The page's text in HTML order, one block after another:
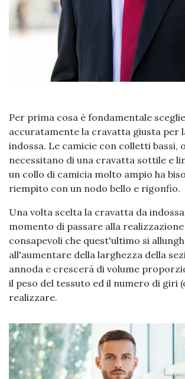
Per prima cosa è fondamentale
accuratamente la cravatta giusta per
indossa. Le camicie con colletti bassi,
necessitano di una cravatta sottile e
un collo di camicia molto ampio ha
riempito con un nodo bello e rigonfio.
Una volta scelta la cravatta da
momento di passare alla
consapevoli che quest'ultimo si
all'aumentare della larghezza della
annoda e crescerà di volume
il peso del tessuto ed il numero di giri
realizzare.